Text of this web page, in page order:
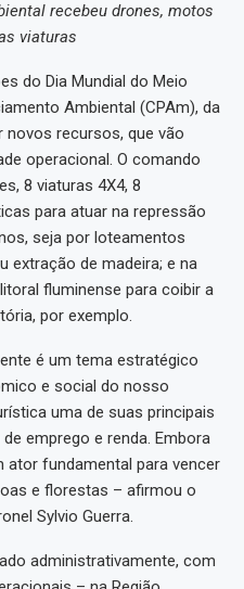
recebeu drones, motos
viaturas
do Dia Mundial do Meio
Ambiental (CPAm), da
novos recursos, que vão
operacional. O comando
8 viaturas 4X4, 8
para atuar na repressão
seja por loteamentos
extração de madeira; e na
fluminense para coibir a
por exemplo.
é um tema estratégico
e social do nosso
uma de suas principais
emprego e renda. Embora
ator fundamental para vencer
e florestas – afirmou o
Sylvio Guerra.
administrativamente, com